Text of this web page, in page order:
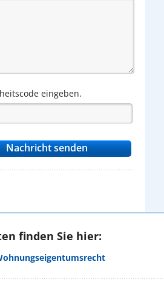
eingeben.
finden Sie hier: